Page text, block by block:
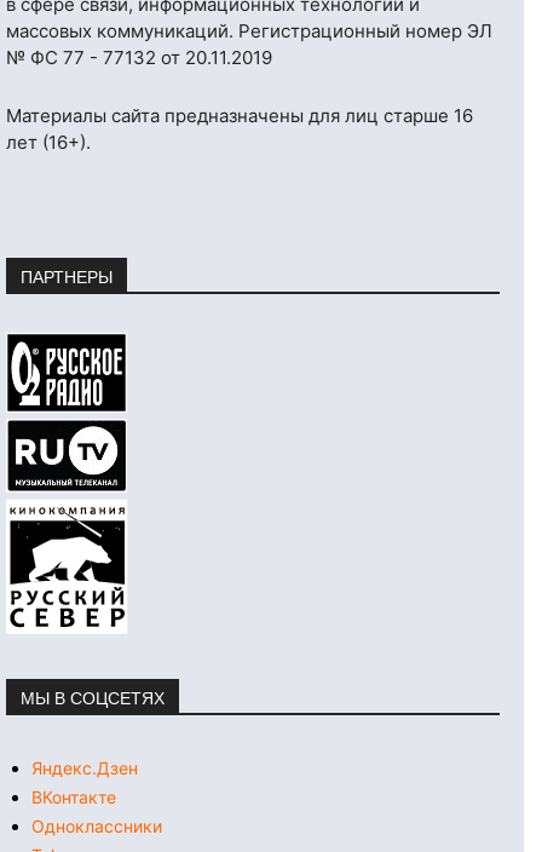
в сфере связи, информационных технологий и
массовых коммуникаций. Регистрационный номер ЭЛ
№ ФС 77 - 77132 от 20.11.2019
Материалы сайта предназначены для лиц старше 16
лет (16+).
ПАРТНЕРЫ
МЫ В СОЦСЕТЯХ
Яндекс.Дзен
ВКонтакте
Одноклассники